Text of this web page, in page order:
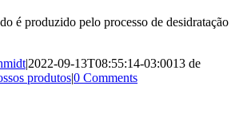
é produzido pelo processo de desidratação
|2022-09-13T08:55:14-03:0013 de
produtos|0 Comments